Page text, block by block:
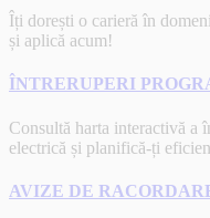
Îți dorești o carieră în
și aplică acum!
ÎNTRERUPERI
Consultă harta interactivă a
electrică și planifică-ți
AVIZE DE